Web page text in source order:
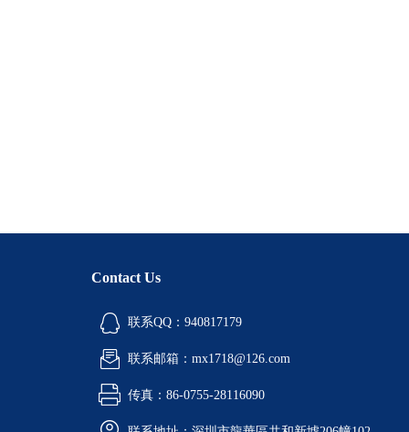
Contact Us
联系QQ：940817179
联系邮箱：mx1718@126.com
传真：86-0755-28116090